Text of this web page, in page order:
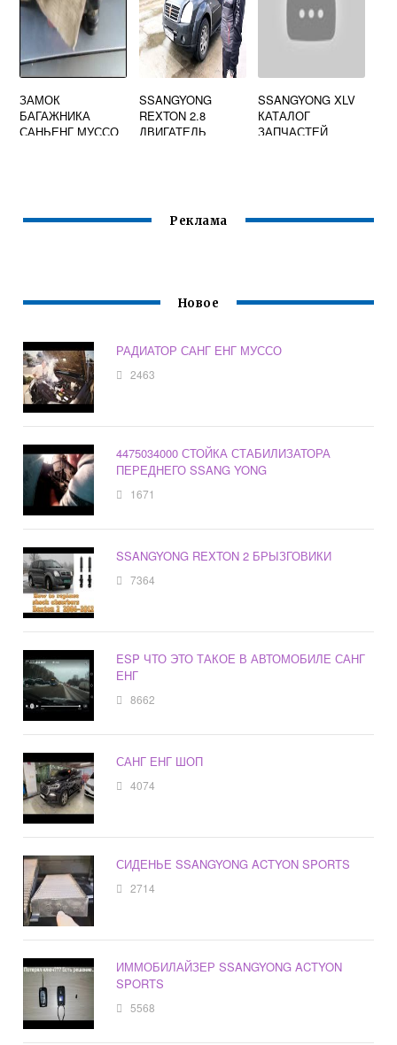
ЗАМОК
БАГАЖНИКА
САНЬЕНГ МУССО
SSANGYONG
REXTON 2.8
ДВИГАТЕЛЬ
SSANGYONG XLV
КАТАЛОГ
ЗАПЧАСТЕЙ
Реклама
Новое
РАДИАТОР САНГ ЕНГ МУССО
2463
4475034000 СТОЙКА СТАБИЛИЗАТОРА
ПЕРЕДНЕГО SSANG YONG
1671
SSANGYONG REXTON 2 БРЫЗГОВИКИ
7364
ESP ЧТО ЭТО ТАКОЕ В АВТОМОБИЛЕ САНГ
ЕНГ
8662
САНГ ЕНГ ШОП
4074
СИДЕНЬЕ SSANGYONG ACTYON SPORTS
2714
ИММОБИЛАЙЗЕР SSANGYONG ACTYON
SPORTS
5568